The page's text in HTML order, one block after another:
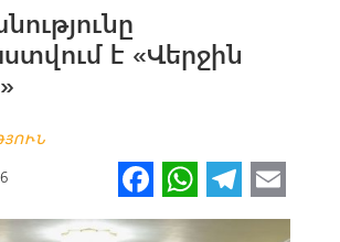
է «Վերջին
Fa
ce
W
h
Te
le m